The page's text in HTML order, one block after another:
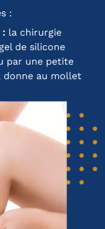
:
: la chirurgie
de silicone
par une petite
donne au mollet